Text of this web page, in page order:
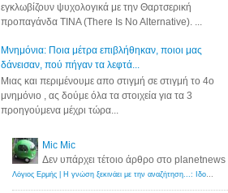
εγκλωβίζουν ψυχολογικά με την Θαρτσερική
προπαγάνδα TINA (There Is No Alternative). ...
Μνημόνια: Ποια μέτρα επιβλήθηκαν, ποιοι μας
δάνεισαν, πού πήγαν τα λεφτά...
Μιας και περιμένουμε απο στιγμή σε στιγμή το 4ο
μνημόνιο , ας δούμε όλα τα στοιχεία για τα 3
προηγούμενα μέχρι τώρα...
Mic Mic
Δεν υπάρχει τέτοιο άρθρο στο planetnews
Λόγιος Ερμής | Η γνώση ξεκινάει με την αναζήτηση...: Ιδού οι 18 που χρωστούν 11 δις ευρώ!